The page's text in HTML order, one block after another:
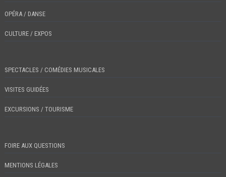
OPÉRA / DANSE
CULTURE / EXPOS
SPECTACLES / COMÉDIES MUSICALES
VISITES GUIDÉES
EXCURSIONS / TOURISME
FOIRE AUX QUESTIONS
MENTIONS LÉGALES